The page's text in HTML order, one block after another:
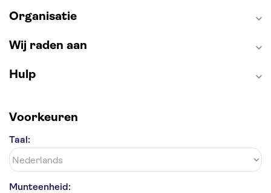
Organisatie
Wij raden aan
Hulp
Voorkeuren
Taal:
Munteenheid: